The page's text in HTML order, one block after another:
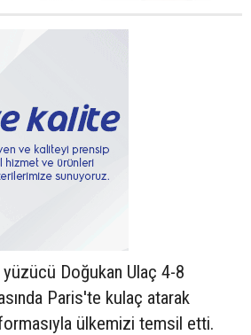
yüzücü Doğukan Ulaç 4-8
Paris'te kulaç atarak
ülkemizi temsil etti.